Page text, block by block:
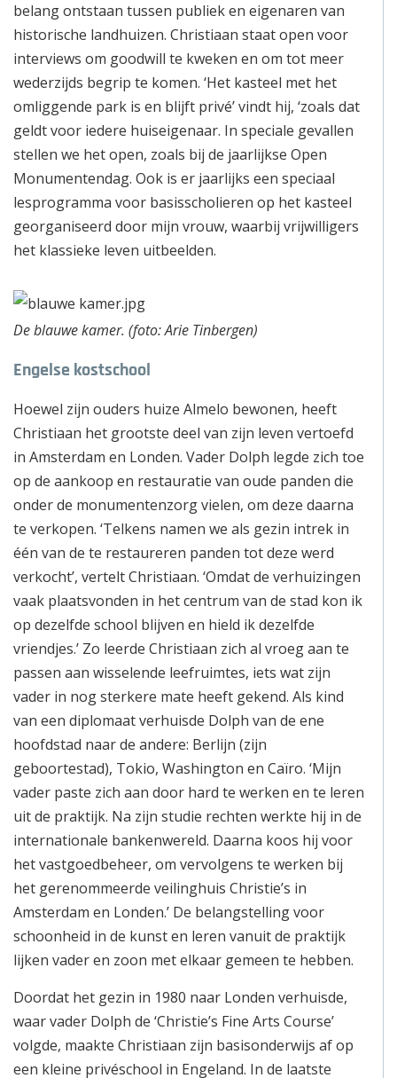
belang ontstaan tussen publiek en eigenaren van
historische landhuizen. Christiaan staat open voor
interviews om goodwill te kweken en om tot meer
wederzijds begrip te komen. ‘Het kasteel met het
omliggende park is en blijft privé’ vindt hij, ‘zoals dat
geldt voor iedere huiseigenaar. In speciale gevallen
stellen we het open, zoals bij de jaarlijkse Open
Monumentendag. Ook is er jaarlijks een speciaal
lesprogramma voor basisscholieren op het kasteel
georganiseerd door mijn vrouw, waarbij vrijwilligers
het klassieke leven uitbeelden.
De blauwe kamer. (foto: Arie Tinbergen)
Engelse kostschool
Hoewel zijn ouders huize Almelo bewonen, heeft
Christiaan het grootste deel van zijn leven vertoefd
in Amsterdam en Londen. Vader Dolph legde zich toe
op de aankoop en restauratie van oude panden die
onder de monumentenzorg vielen, om deze daarna
te verkopen. ‘Telkens namen we als gezin intrek in
één van de te restaureren panden tot deze werd
verkocht’, vertelt Christiaan. ‘Omdat de verhuizingen
vaak plaatsvonden in het centrum van de stad kon ik
op dezelfde school blijven en hield ik dezelfde
vriendjes.’ Zo leerde Christiaan zich al vroeg aan te
passen aan wisselende leefruimtes, iets wat zijn
vader in nog sterkere mate heeft gekend. Als kind
van een diplomaat verhuisde Dolph van de ene
hoofdstad naar de andere: Berlijn (zijn
geboortestad), Tokio, Washington en Caïro. ‘Mijn
vader paste zich aan door hard te werken en te leren
uit de praktijk. Na zijn studie rechten werkte hij in de
internationale bankenwereld. Daarna koos hij voor
het vastgoedbeheer, om vervolgens te werken bij
het gerenommeerde veilinghuis Christie’s in
Amsterdam en Londen.’ De belangstelling voor
schoonheid in de kunst en leren vanuit de praktijk
lijken vader en zoon met elkaar gemeen te hebben.
Doordat het gezin in 1980 naar Londen verhuisde,
waar vader Dolph de ‘Christie’s Fine Arts Course’
volgde, maakte Christiaan zijn basisonderwijs af op
een kleine privéschool in Engeland. In de laatste